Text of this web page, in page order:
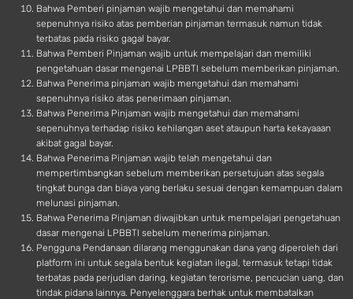
Bahwa Pemberi pinjaman wajib mengetahui dan memahami
sepenuhnya risiko atas pemberian pinjaman termasuk namun tidak
terbatas pada risiko gagal bayar.
Bahwa Pemberi Pinjaman wajib untuk mempelajari dan memiliki
pengetahuan dasar mengenai LPBBTI sebelum memberikan pinjaman.
Bahwa Penerima pinjaman wajib mengetahui dan memahami
sepenuhnya risiko atas penerimaan pinjaman.
Bahwa Penerima Pinjaman wajib mengetahui dan memahami
sepenuhnya terhadap risiko kehilangan aset ataupun harta kekayaaan
akibat gagal bayar.
Bahwa Penerima Pinjaman wajib telah mengetahui dan
mempertimbangkan sebelum memberikan persetujuan atas segala
tingkat bunga dan biaya yang berlaku sesuai dengan kemampuan dalam
melunasi pinjaman.
Bahwa Penerima Pinjaman diwajibkan untuk mempelajari pengetahuan
dasar mengenai LPBBTI sebelum menerima pinjaman.
Pengguna Pendanaan dilarang menggunakan dana yang diperoleh dari
platform ini untuk segala bentuk kegiatan ilegal, termasuk tetapi tidak
terbatas pada perjudian daring, kegiatan terorisme, pencucian uang, dan
tindak pidana lainnya. Penyelenggara berhak untuk membatalkan